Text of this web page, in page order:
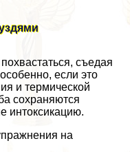
съедая
если это
и термической
сохраняются
интоксикацию.
на